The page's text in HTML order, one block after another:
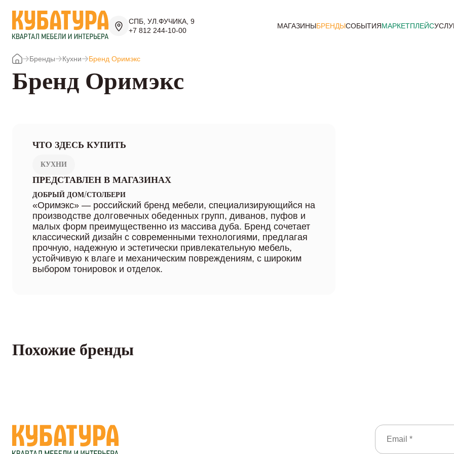
СПБ, УЛ.ФУЧИКА, 9
+7 812 244-10-00
МАГАЗИНЫБРЕНДЫСОБЫТИЯМАРКЕТПЛЕЙС
Бренды Кухни Бренд Оримэкс
Бренд Оримэкс
ЧТО ЗДЕСЬ КУПИТЬ
КУХНИ
ПРЕДСТАВЛЕН В МАГАЗИНАХ
ДОБРЫЙ ДОМ/СТОЛБЕРИ
«Оримэкс» — российский бренд мебели, специализирующийся на
производстве долговечных обеденных групп, диванов, пуфов и
малых форм преимущественно из массива дуба. Бренд сочетает
классический дизайн с современными технологиями, предлагая
прочную, надежную и эстетически привлекательную мебель,
устойчивую к влаге и механическим повреждениям, с широким
выбором тонировок и отделок.
Похожие бренды